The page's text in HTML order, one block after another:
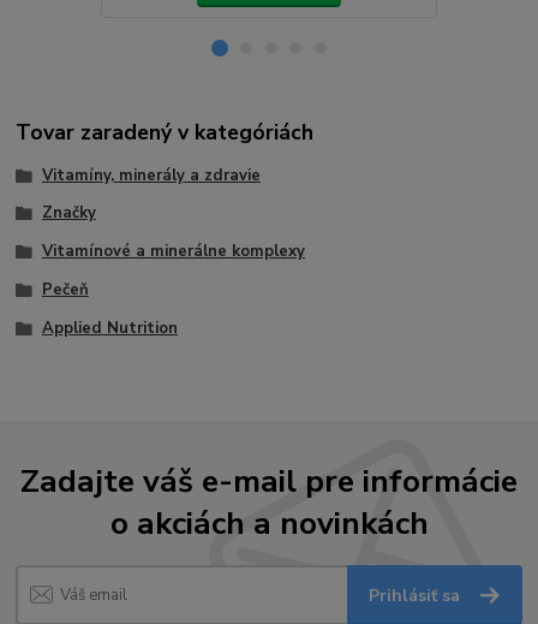
Tovar zaradený v kategóriách
Vitamíny, minerály a zdravie
Značky
Vitamínové a minerálne komplexy
Pečeň
Applied Nutrition
Zadajte váš e-mail pre informácie
o akciách a novinkách
Prihlásiť sa